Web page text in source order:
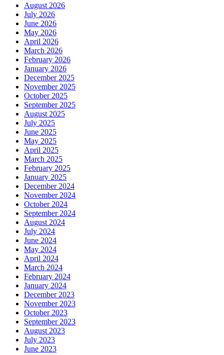
August 2026
July 2026
June 2026
May 2026
April 2026
March 2026
February 2026
January 2026
December 2025
November 2025
October 2025
September 2025
August 2025
July 2025
June 2025
May 2025
April 2025
March 2025
February 2025
January 2025
December 2024
November 2024
October 2024
September 2024
August 2024
July 2024
June 2024
May 2024
April 2024
March 2024
February 2024
January 2024
December 2023
November 2023
October 2023
September 2023
August 2023
July 2023
June 2023